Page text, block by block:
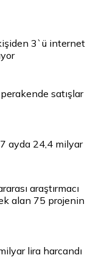
3`ü internet
satışlar
ayda 24,4 milyar
araştırmacı
alan 75 projenin
lira harcandı